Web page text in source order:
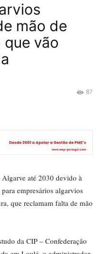
mão de
vão
87
até 2030 devido à
empresários algarvios
que reclamam falta de mão
da CIP – Confederação